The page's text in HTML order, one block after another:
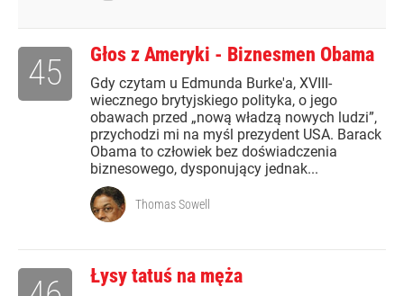
Głos z Ameryki - Biznesmen Obama
Gdy czytam u Edmunda Burke'a, XVIII-
wiecznego brytyjskiego polityka, o jego
obawach przed „nową władzą nowych ludzi”,
przychodzi mi na myśl prezydent USA. Barack
Obama to człowiek bez doświadczenia
biznesowego, dysponujący jednak...
45
Thomas Sowell
Łysy tatuś na męża